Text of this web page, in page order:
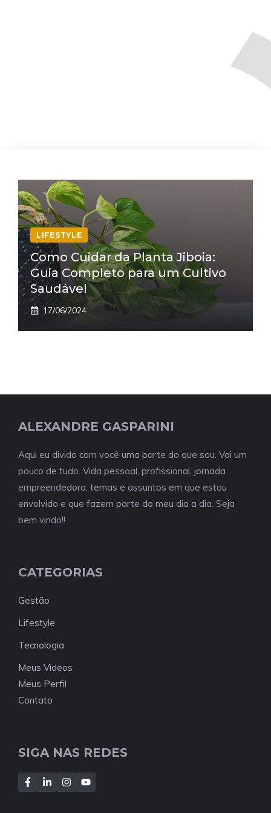
LIFESTYLE
Como Cuidar da Planta Jiboia:
Guia Completo para um Cultivo
Saudável
17/06/2024
ALEXANDRE GASPARINI
Aqui eu divido com você uma parte do que sou. Vai um
pouco de tudo. Vida pessoal, profissional, jornada
empreendedora, temas e assuntos em que estou
envolvido e que fazem parte do meu dia a dia. Seja
bem vindo!!
CATEGORIAS
Gestão
Lifestyle
Tecnologia
Meus Vídeos
Meus Perfil
Contato
SIGA NAS REDES